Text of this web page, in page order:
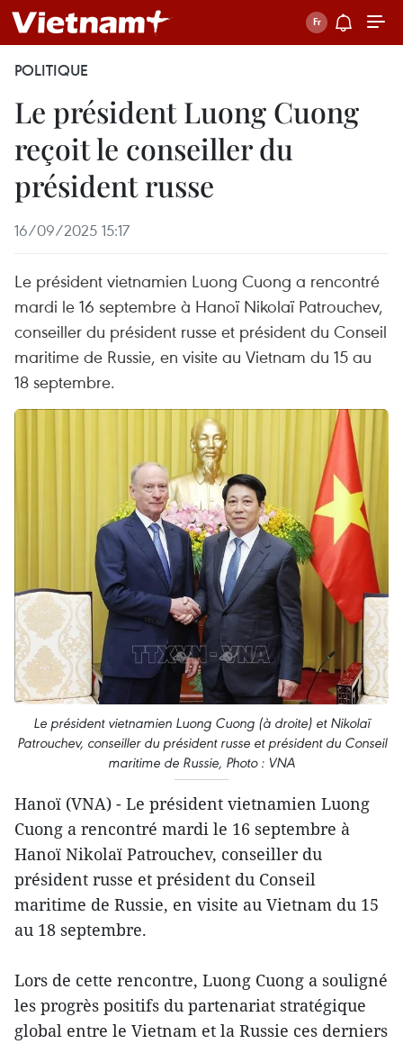
POLITIQUE
Le président Luong Cuong
reçoit le conseiller du
président russe
16/09/2025 15:17
Le président vietnamien Luong Cuong a rencontré
mardi le 16 septembre à Hanoï Nikolaï Patrouchev,
conseiller du président russe et président du Conseil
maritime de Russie, en visite au Vietnam du 15 au
18 septembre.
Le président vietnamien Luong Cuong (à droite) et Nikolaï
Patrouchev, conseiller du président russe et président du Conseil
maritime de Russie, Photo : VNA
Hanoï (VNA) - Le président vietnamien Luong
Cuong a rencontré mardi le 16 septembre à
Hanoï Nikolaï Patrouchev, conseiller du
président russe et président du Conseil
maritime de Russie, en visite au Vietnam du 15
au 18 septembre.
Lors de cette rencontre, Luong Cuong a souligné
les progrès positifs du partenariat stratégique
global entre le Vietnam et la Russie ces derniers